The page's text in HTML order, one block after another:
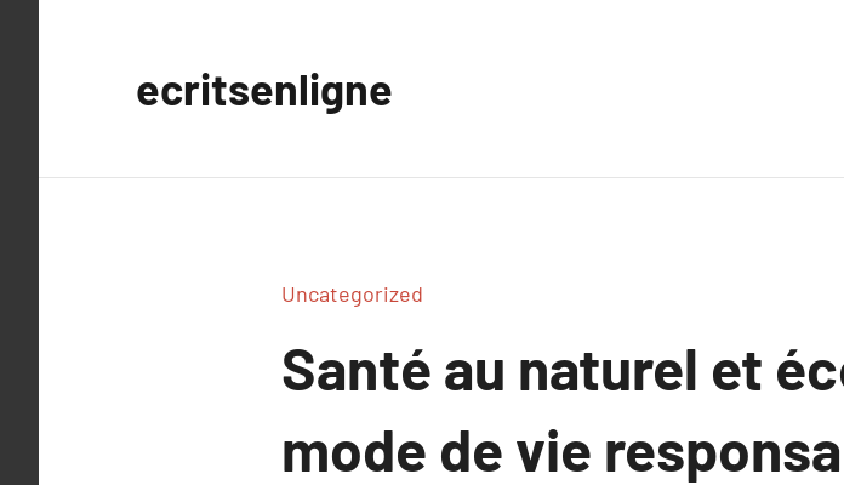
ecritsenligne
Uncategorized
Santé au naturel et
mode de vie